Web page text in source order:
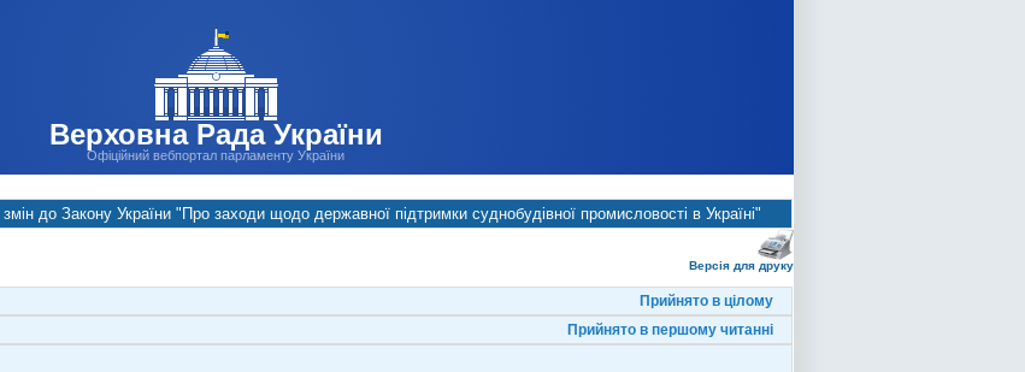
Верховна Рада України
Офіційний вебпортал парламенту України
до Закону України "Про заходи щодо державної підтримки суднобудівної промисловості в Україні"
Версія для друку
Прийнято в цілому
Прийнято в першому читанні